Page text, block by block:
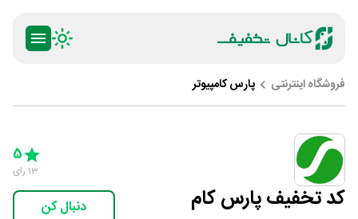
فروشگاه اینترنتی پارس کامپیوتر
کد تخفیف پارس کام
5 Stars
5
13 رای
دنبال کن